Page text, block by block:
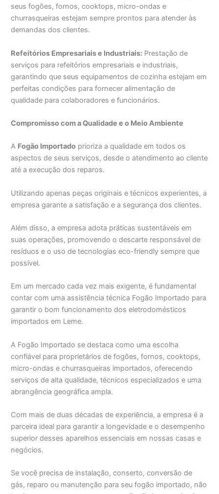
seus fogões, fornos, cooktops, micro-ondas e
churrasqueiras estejam sempre prontos para atender às
demandas dos clientes.
Refeitórios Empresariais e Industriais: Prestação de
serviços para refeitórios empresariais e industriais,
garantindo que seus equipamentos de cozinha estejam em
perfeitas condições para fornecer alimentação de
qualidade para colaboradores e funcionários.
Compromisso com a Qualidade e o Meio Ambiente
A Fogão Importado prioriza a qualidade em todos os
aspectos de seus serviços, desde o atendimento ao cliente
até a execução dos reparos.
Utilizando apenas peças originais e técnicos experientes, a
empresa garante a satisfação e a segurança dos clientes.
Além disso, a empresa adota práticas sustentáveis em
suas operações, promovendo o descarte responsável de
resíduos e o uso de tecnologias eco-friendly sempre que
possível.
Em um mercado cada vez mais exigente, é fundamental
contar com uma assistência técnica Fogão Importado para
garantir o bom funcionamento dos eletrodomésticos
importados em Leme.
A Fogão Importado se destaca como uma escolha
confiável para proprietários de fogões, fornos, cooktops,
micro-ondas e churrasqueiras importados, oferecendo
serviços de alta qualidade, técnicos especializados e uma
abrangência geográfica ampla.
Com mais de duas décadas de experiência, a empresa é a
parceira ideal para garantir a longevidade e o desempenho
superior desses aparelhos essenciais em nossas casas e
negócios.
Se você precisa de instalação, conserto, conversão de
gás, reparo ou manutenção para seu fogão importado, não